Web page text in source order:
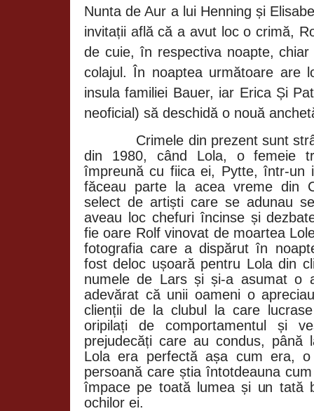
Nunta de Aur a lui Henning și
invitații află că a avut loc o crimă,
de cuie, în respectiva noapte,
colajul. În noaptea următoare are
insula familiei Bauer, iar Erica Și
neoficial) să deschidă o nouă
Crimele din prezent sunt
din 1980, când Lola, o femeie
împreună cu fiica ei, Pytte, într-un
făceau parte la acea vreme din
select de artiști care se adunau
aveau loc chefuri încinse și
fie oare Rolf vinovat de moartea
fotografia care a dispărut în
fost deloc ușoară pentru Lola din
numele de Lars și și-a asumat o
adevărat că unii oameni o
clienții de la clubul la care
oripilați de comportamentul și
prejudecăți care au condus, până
Lola era perfectă așa cum era,
persoană care știa întotdeauna
împace pe toată lumea și un tată
ochilor ei.